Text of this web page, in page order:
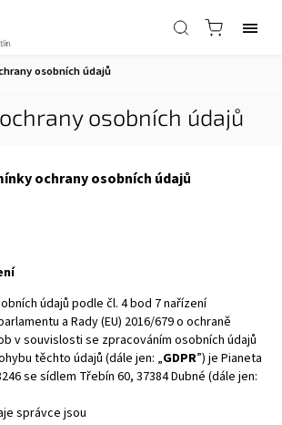
osobních údajů
osobních údajů
ochrany osobních údajů
údajů podle čl. 4 bod 7 nařízení
a Rady (EU) 2016/679 o ochraně
v souvislosti se zpracováním osobních údajů
těchto údajů (dále jen: „GDPR”) je Pianeta
se sídlem Třebín 60, 37384 Dubné (dále jen:
správce jsou